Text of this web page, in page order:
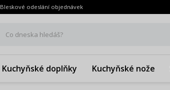
Bleskové odeslání objednávek
Co dneska hledáš?
Kuchyňské doplňky Kuchyňské nože